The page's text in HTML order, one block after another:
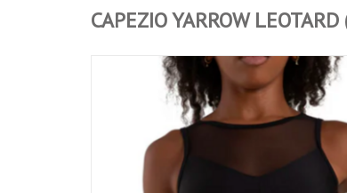
CAPEZIO YARROW